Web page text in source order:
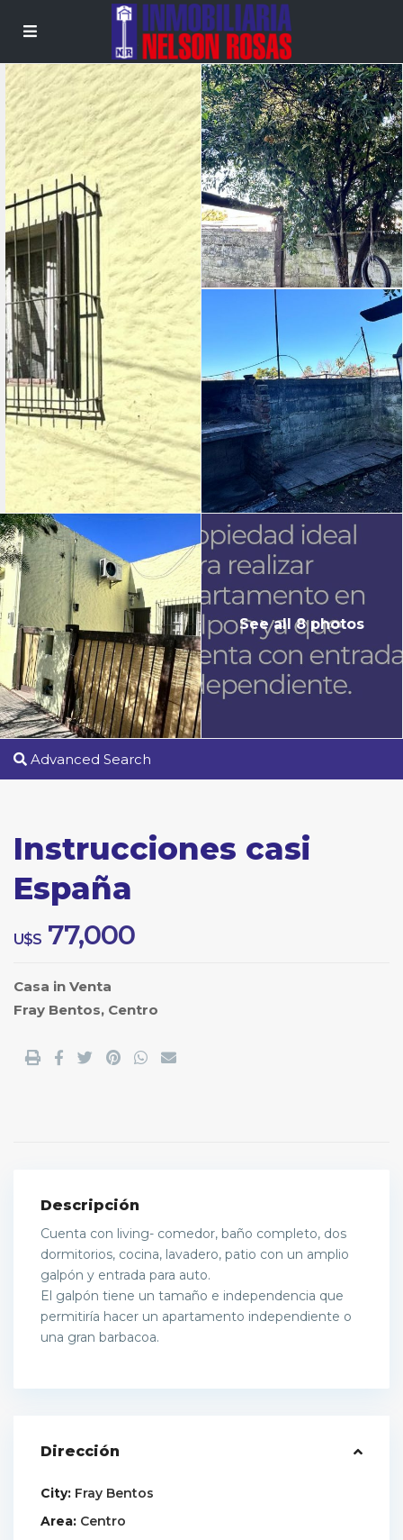
See all 8 photos
Advanced Search
Instrucciones casi
España
U$S 77,000
Casa in Venta
Fray Bentos, Centro
Descripción
Cuenta con living- comedor, baño completo, dos
dormitorios, cocina, lavadero, patio con un amplio
galpón y entrada para auto.
El galpón tiene un tamaño e independencia que
permitiría hacer un apartamento independiente o
una gran barbacoa.
Dirección
City: Fray Bentos
Area: Centro